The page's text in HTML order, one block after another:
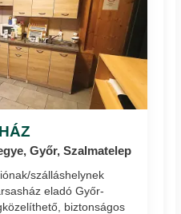
Győr, Szalmatelep
szálláshelynek
eladó Győr-
biztonságos